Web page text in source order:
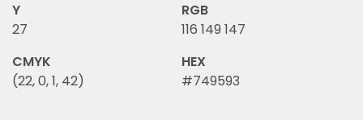
Y
27
RGB
116 149 147
CMYK
(22, 0, 1, 42)
HEX
#749593